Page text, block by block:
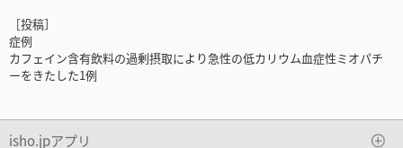
［投稿］
症例
カフェイン含有飲料の過剰摂取により急性の低カリウム血症性ミオパチ
ーをきたした1例
isho.jpアプリ